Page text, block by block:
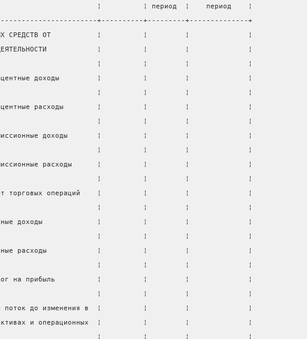
¦          ¦ период  ¦    период    ¦
+----------+---------+--------------+
СРЕДСТВ ОТ           ¦          ¦         ¦              ¦
ДЕЯТЕЛЬНОСТИ            ¦          ¦         ¦              ¦
¦          ¦         ¦              ¦
процентные доходы         ¦          ¦         ¦              ¦
¦          ¦         ¦              ¦
процентные расходы        ¦          ¦         ¦              ¦
¦          ¦         ¦              ¦
комиссионные доходы       ¦          ¦         ¦              ¦
¦          ¦         ¦              ¦
комиссионные расходы      ¦          ¦         ¦              ¦
¦          ¦         ¦              ¦
от торговых операций    ¦          ¦         ¦              ¦
¦          ¦         ¦              ¦
доходы             ¦          ¦         ¦              ¦
¦          ¦         ¦              ¦
расходы            ¦          ¦         ¦              ¦
¦          ¦         ¦              ¦
налог на прибыль          ¦          ¦         ¦              ¦
¦          ¦         ¦              ¦
поток до изменения в  ¦          ¦         ¦              ¦
активах и операционных  ¦          ¦         ¦              ¦
¦          ¦         ¦              ¦